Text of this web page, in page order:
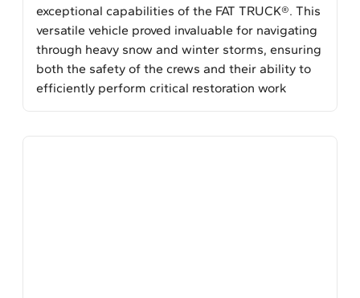
exceptional capabilities of the FAT TRUCK®. This
versatile vehicle proved invaluable for navigating
through heavy snow and winter storms, ensuring
both the safety of the crews and their ability to
efficiently perform critical restoration work